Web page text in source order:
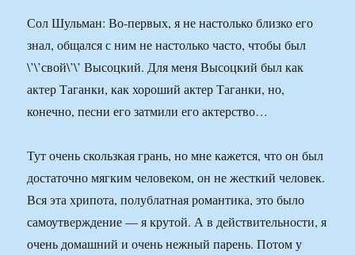
Сол Шульман: Во-первых, я не настолько близко его
знал, общался с ним не настолько часто, чтобы был
\’\’свой\’\’ Высоцкий. Для меня Высоцкий был как
актер Таганки, как хороший актер Таганки, но,
конечно, песни его затмили его актерство…
Тут очень скользкая грань, но мне кажется, что он был
достаточно мягким человеком, он не жесткий человек.
Вся эта хрипота, полублатная романтика, это было
самоутверждение — я крутой. А в действительности, я
очень домашний и очень нежный парень. Потом у